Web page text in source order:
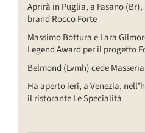
Aprirà in Puglia, a Fasano
brand Rocco Forte
Massimo Bottura e Lara
Legend Award per il progetto
Belmond (Lvmh) cede
Ha aperto ieri, a Venezia,
il ristorante Le Specialità